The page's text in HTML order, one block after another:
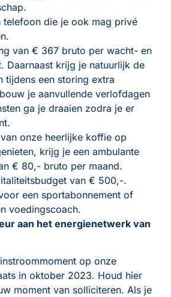
telefoon die je ook mag privé
van € 367 bruto per wacht- en
Daarnaast krijg je natuurlijk de
tijdens een storing extra
je aanvullende verlofdagen
ga je draaien zodra je er
onze heerlijke koffie op
krijg je een ambulante
€ 80,- bruto per maand.
van € 500,-.
een sportabonnement of
voedingscoach.
aan het energienetwerk van
op onze
in oktober 2023. Houd hier
moment van solliciteren. Als je